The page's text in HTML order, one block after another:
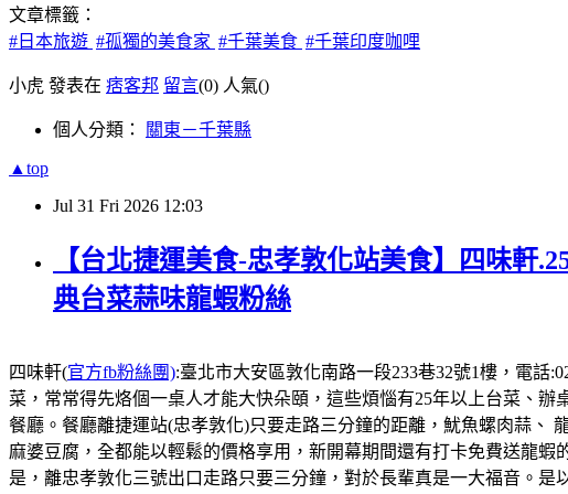
文章標籤：
#日本旅遊 #孤獨的美食家 #千葉美食 #千葉印度咖哩
小虎 發表在 痞客邦 留言(0) 人氣()
個人分類： 關東－千葉縣
▲top
Jul 31 Fri 2026 12:03
【台北捷運美食-忠孝敦化站美食】四味軒
典台菜蒜味龍蝦粉絲
四味軒(官方fb粉絲團):臺北市大安區敦化南路一段233巷32號1樓，電話
菜，常常得先烙個一桌人才能大快朵頤，這些煩惱有25年以上台菜、
餐廳。餐廳離捷運站(忠孝敦化)只要走路三分鐘的距離，魷魚螺肉蒜、
麻婆豆腐，全都能以輕鬆的價格享用，新開幕期間還有打卡免費送龍蝦
是，離忠孝敦化三號出口走路只要三分鐘，對於長輩真是一大福音。